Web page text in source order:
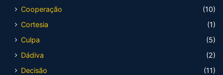
Cooperação
(10)
Cortesia
(1)
Culpa
(5)
Dádiva
(2)
Decisão
(11)